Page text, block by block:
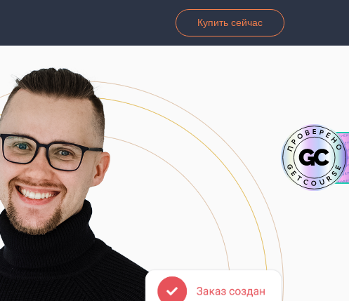
Купить сейчас